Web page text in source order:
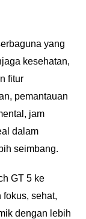
yang
kesehatan,
fitur
pemantauan
jam
dalam
seimbang.
GT 5 ke
sehat,
dengan lebih